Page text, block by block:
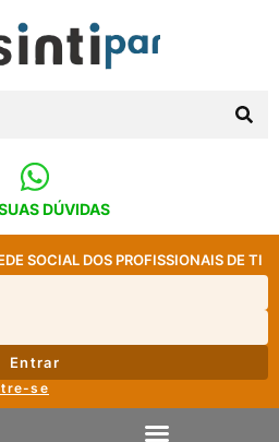
DÚVIDAS
SOCIAL DOS PROFISSIONAIS DE TI
Entrar
se